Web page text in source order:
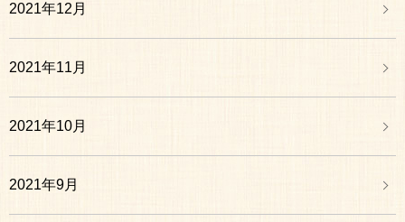
2021年12月
2021年11月
2021年10月
2021年9月